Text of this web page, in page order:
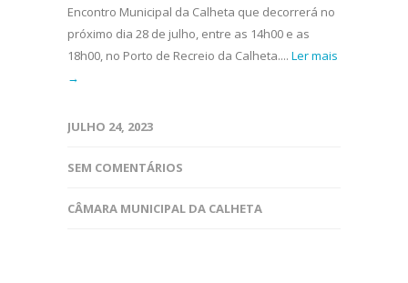
Encontro Municipal da Calheta que decorrerá no
próximo dia 28 de julho, entre as 14h00 e as
18h00, no Porto de Recreio da Calheta.... Ler mais
→
JULHO 24, 2023
SEM COMENTÁRIOS
CÂMARA MUNICIPAL DA CALHETA